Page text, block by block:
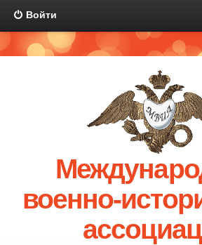
Войти
военно-